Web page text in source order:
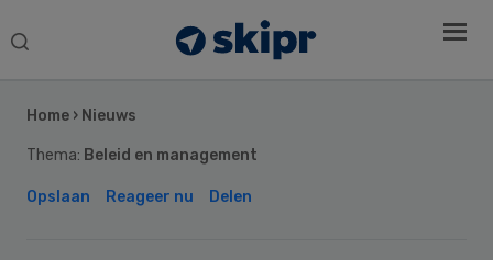
Search
Home › Nieuws
Thema: Beleid en management
Opslaan Reageer nu Delen
Sidebar